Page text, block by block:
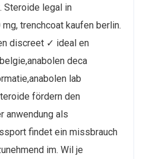
Steroide legal in
trenchcoat kaufen berlin.
discreet ✓ ideal en
deca
lab
fördern den
anwendung als
findet ein missbrauch
im. Wil je